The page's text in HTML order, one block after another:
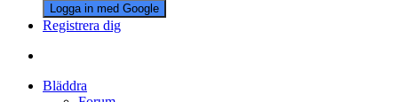
Logga in med Google
Registrera dig
Bläddra